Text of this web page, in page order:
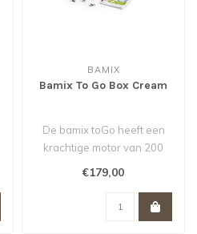
BAMIX
Bamix To Go Box Cream
De bamix toGo heeft een
krachtige motor van 200
watt en is voorzien van 4
€179,00